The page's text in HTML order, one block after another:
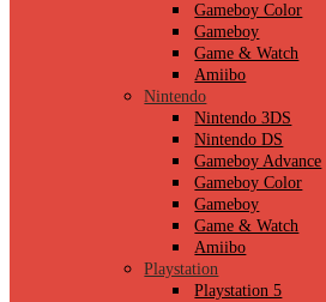
Gameboy Color
Gameboy
Game & Watch
Amiibo
Nintendo
Nintendo 3DS
Nintendo DS
Gameboy Advance
Gameboy Color
Gameboy
Game & Watch
Amiibo
Playstation
Playstation 5